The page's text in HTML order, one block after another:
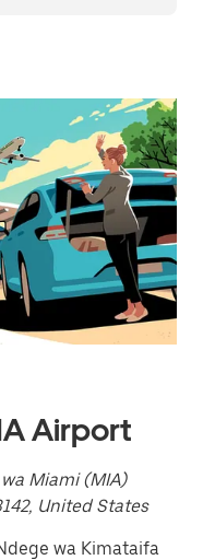
Airport
Miami (MIA)
United States
wa Kimataifa